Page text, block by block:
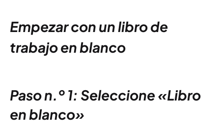
Empezar con un libro de
trabajo en blanco
Paso n.º 1: Seleccione «Libro
en blanco»